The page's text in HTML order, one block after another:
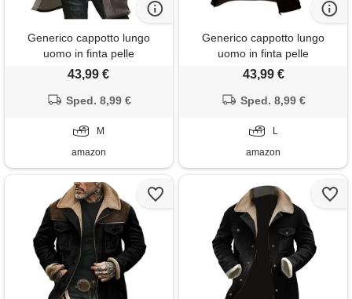
Generico cappotto lungo
uomo in finta pelle
scamosciata, giacca invernale
giubbotto da lavoro in pile
vintage
43,99 €
Sped. 8,99 €
M
amazon
Generico cappotto lungo
uomo in finta pelle
scamosciata, giacca invernale
giubbotto da lavoro in pile
vintage
43,99 €
Sped. 8,99 €
L
amazon